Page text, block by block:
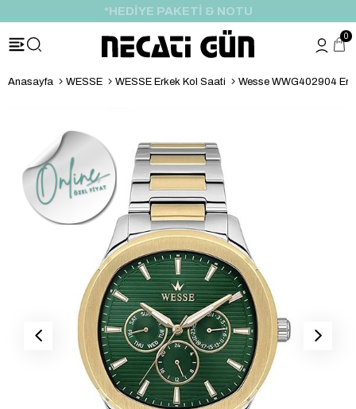
*HEDİYE PAKETİ & NOTU
0
Anasayfa WESSE WESSE Erkek Kol Saati Wesse WWG402904